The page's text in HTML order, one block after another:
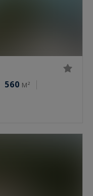
560 M²